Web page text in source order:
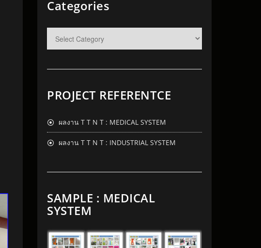
Categories
PROJECT REFERENTCE
ผลงาน T T N T : MEDICAL SYSTEM
ผลงาน T T N T : INDUSTRIAL SYSTEM
SAMPLE : MEDICAL
SYSTEM